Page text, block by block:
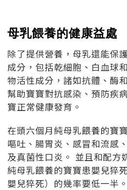
母乳餵養的健康益處
除了提供營養，母乳還能保
成分，包括乾細胞、白血球
物活性成分，諸如抗體、酶
幫助寶寶對抗感染、預防疾
寶正常健康發育。
在頭六個月純母乳餵養的寶
嘔吐、腸胃炎、感冒和流感
及真菌性口炎。 並且和配方
純母乳餵養的寶寶患嬰兒猝
嬰兒猝死）的幾率要低一半。